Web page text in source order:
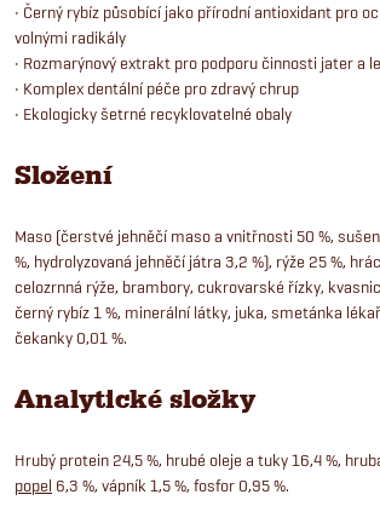
• Černý rybíz působící jako přírodní antioxidant pro
volnými radikály
• Rozmarýnový extrakt pro podporu činnosti jater a
• Komplex dentální péče pro zdravý chrup
• Ekologicky šetrné recyklovatelné obaly
Složení
Maso (čerstvé jehněčí maso a vnitřnosti 50 %,
%, hydrolyzovaná jehněčí játra 3,2 %), rýže 25 %,
celozrnná rýže, brambory, cukrovarské řízky,
černý rybíz 1 %, minerální látky, juka, smetánka
čekanky 0,01 %.
Analytické složky
Hrubý protein 24,5 %, hrubé oleje a tuky 16,4 %,
popel 6,3 %, vápník 1,5 %, fosfor 0,95 %.